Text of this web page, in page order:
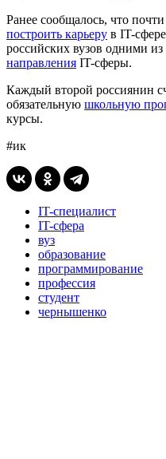
Ранее сообщалось, что
построить карьеру в IT-
российских вузов одними из
направления IT-сферы.
Каждый второй россиянин
обязательную школьную
курсы.
#ик
IT-специалист
IT-сфера
вуз
образование
программирование
профессия
студент
чернышенко